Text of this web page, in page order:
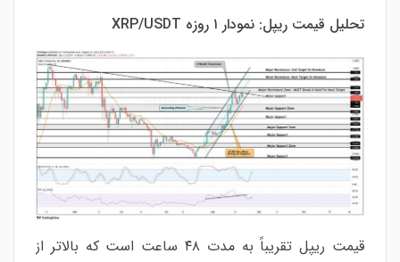
تحلیل قیمت ریپل: نمودار ۱ روزه XRP/USDT
قیمت ریپل تقریباً به مدت ۴۸ ساعت است که بالاتر از